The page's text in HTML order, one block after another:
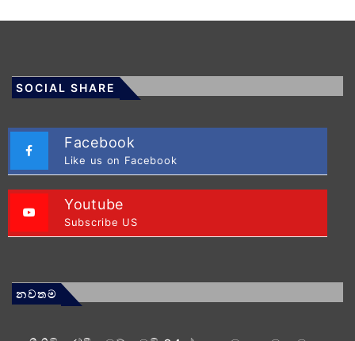
SOCIAL SHARE
Facebook
Like us on Facebook
Youtube
Subscribe US
නවතම